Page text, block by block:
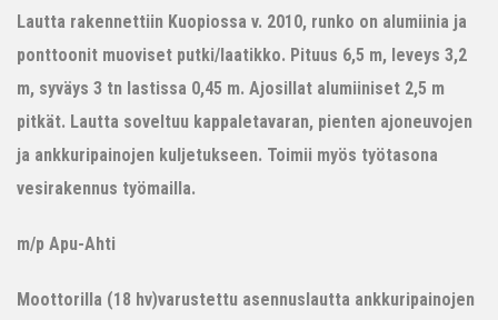
Lautta rakennettiin Kuopiossa v. 2010, runko on alumiinia ja
ponttoonit muoviset putki/laatikko. Pituus 6,5 m, leveys 3,2
m, syväys 3 tn lastissa 0,45 m. Ajosillat alumiiniset 2,5 m
pitkät. Lautta soveltuu kappaletavaran, pienten ajoneuvojen
ja ankkuripainojen kuljetukseen. Toimii myös työtasona
vesirakennus työmailla.
m/p Apu-Ahti
Moottorilla (18 hv)varustettu asennuslautta ankkuripainojen